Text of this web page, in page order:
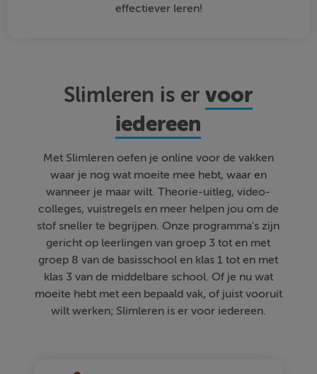
effectiever leren!
Slimleren is ervoor
iedereen
Met Slimleren oefen je online voor de vakken
waar je nog wat moeite mee hebt, waar en
wanneer je maar wilt. Theorie-uitleg, video-
colleges, vuistregels en meer helpen jou om de
stof sneller te begrijpen. Onze programma's zijn
gericht op leerlingen van groep 3 tot en met
groep 8 van de basisschool en klas 1 tot en met
klas 3 van de middelbare school. Of je nu wat
moeite hebt met een bepaald vak, of juist vooruit
wilt werken; Slimleren is er voor iedereen.